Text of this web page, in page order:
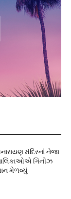
મંદિરનાં નેજા
ગિનીઝ
મેળવ્યું